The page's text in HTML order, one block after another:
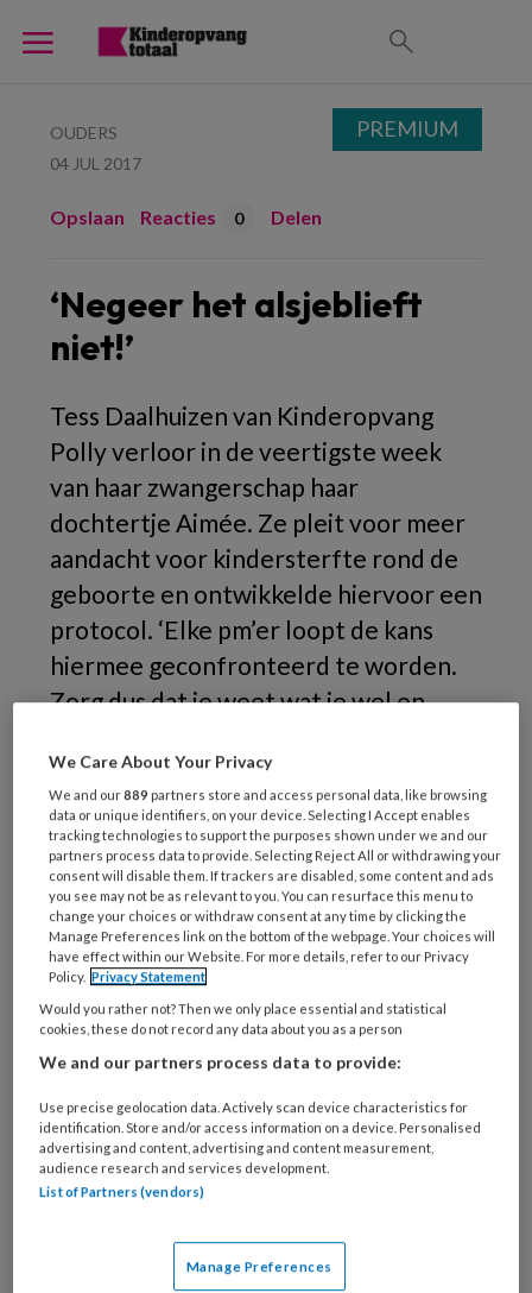
OUDERS
04 JUL 2017
Opslaan Reacties 0 Delen
‘Negeer het alsjeblieft
niet!’
Tess Daalhuizen van Kinderopvang
Polly verloor in de veertigste week
van haar zwangerschap haar
dochtertje Aimée. Ze pleit voor meer
aandacht voor kindersterfte rond de
geboorte en ontwikkelde hiervoor een
protocol. ‘Elke pm’er loopt de kans
hiermee geconfronteerd te worden.
Zorg dus dat je weet wat je wel en
M
REGISTREREN
Wil je dit artikel lezen?
Maak gratis een account aan en lees 2
artikelen gratis per maand
Al een account of abonnement?Log dan in
Wat
is
PREMIUM
We Care About Your Privacy
We and our889 partners store and access personal data, like browsing
data or unique identifiers, on your device. Selecting I Accept enables
tracking technologies to support the purposes shown under we and our
partners process data to provide. Selecting Reject All or withdrawing your
consent will disable them. If trackers are disabled, some content and ads
you see may not be as relevant to you. You can resurface this menu to
change your choices or withdraw consent at any time by clicking the
Manage Preferences link on the bottom of the webpage. Your choices will
have effect within our Website. For more details, refer to our Privacy
Policy. Privacy Statement
Would you rather not? Then we only place essential and statistical
cookies, these do not record any data about you as a person
We and our partners process data to provide:
Use precise geolocation data. Actively scan device characteristics for
identification. Store and/or access information on a device. Personalised
advertising and content, advertising and content measurement,
audience research and services development.
List of Partners (vendors)
Manage Preferences